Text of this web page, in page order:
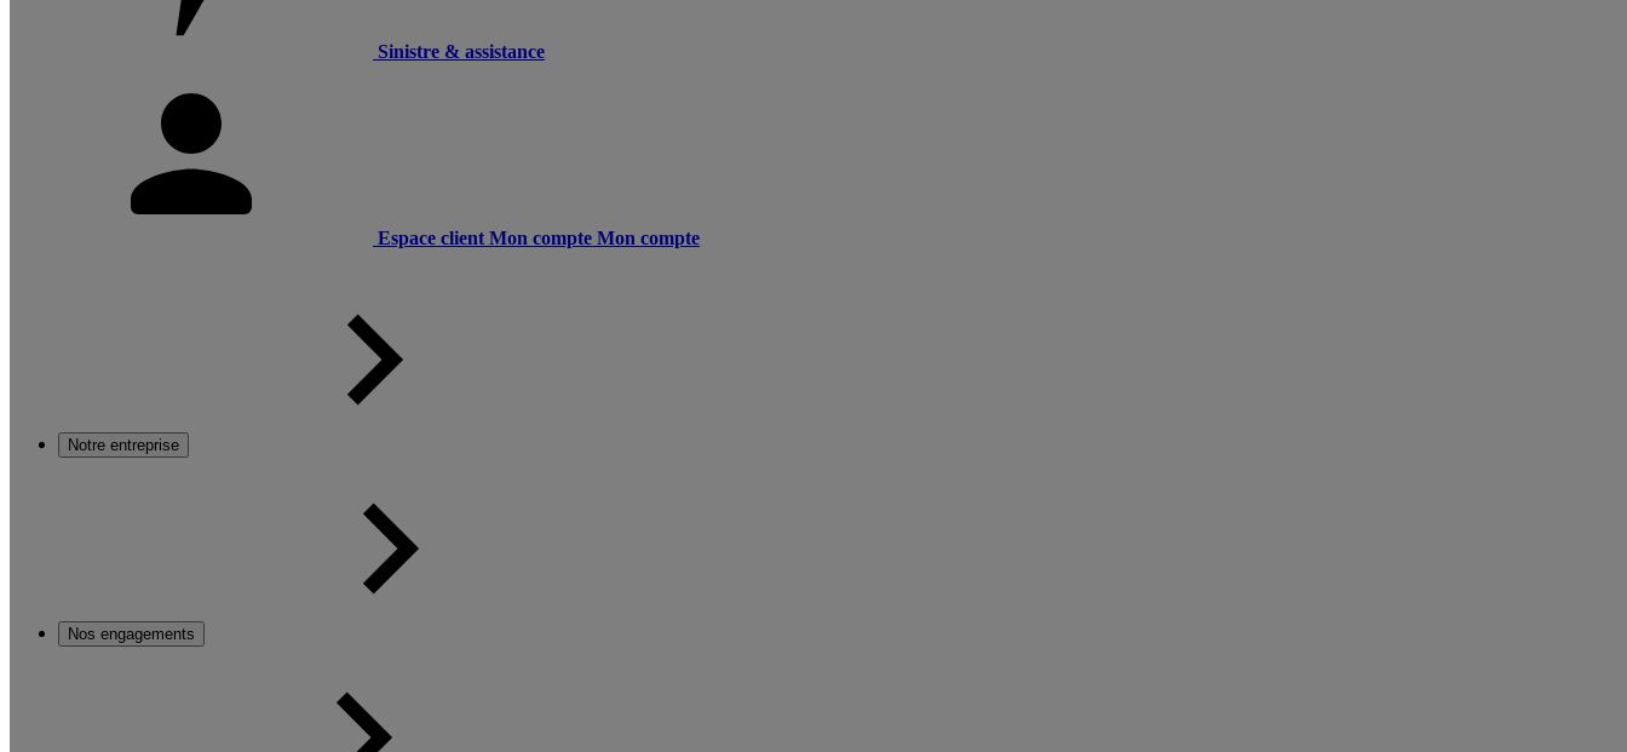
Sinistre & assistance
Espace client Mon compte Mon compte
Notre entreprise
Nos engagements